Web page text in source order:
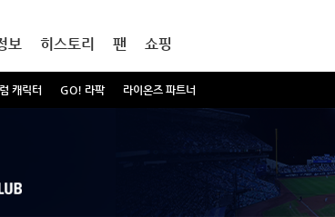
캐릭터 GO! 라팍 라이온즈 파트너
보 히스토리 팬 쇼핑